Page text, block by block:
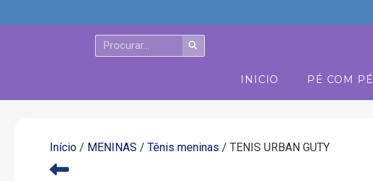
INICIO PÉ COM PÉ
Início / MENINAS / Tênis meninas / TENIS URBAN GUTY